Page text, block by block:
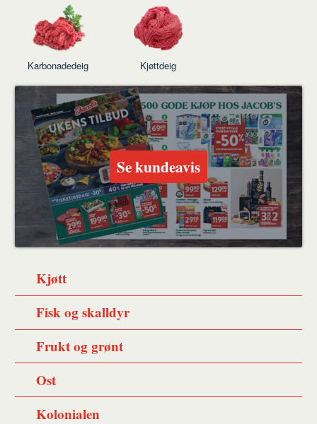
Karbonadedeig Kjøttdeig
Se kundeavis
Kjøtt
Fisk og skalldyr
Frukt og grønt
Ost
Kolonialen